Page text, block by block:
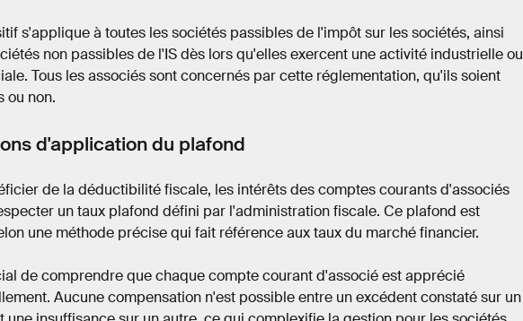
s'applique à toutes les sociétés passibles de l'impôt sur les sociétés, ainsi
non passibles de l'IS dès lors qu'elles exercent une activité industrielle ou
Tous les associés sont concernés par cette réglementation, qu'ils soient
ou non.
d'application du plafond
de la déductibilité fiscale, les intérêts des comptes courants d'associés
un taux plafond défini par l'administration fiscale. Ce plafond est
une méthode précise qui fait référence aux taux du marché financier.
de comprendre que chaque compte courant d'associé est apprécié
Aucune compensation n'est possible entre un excédent constaté sur un